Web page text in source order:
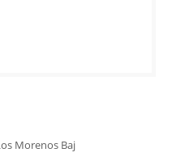
Morenos Baj